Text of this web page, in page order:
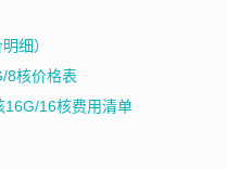
细）
8核价格表
16核费用清单